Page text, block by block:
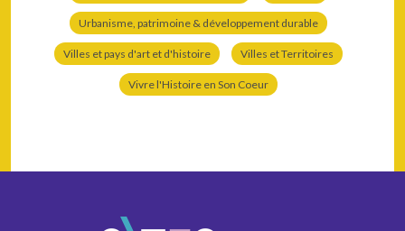
Urbanisme, patrimoine & développement durable
Villes et pays d'art et d'histoire Villes et Territoires
Vivre l'Histoire en Son Coeur